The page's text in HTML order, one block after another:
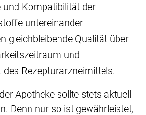
und Kompatibilität der
untereinander
gleichbleibende Qualität über
und
des Rezepturarzneimittels.
Apotheke sollte stets aktuell
Denn nur so ist gewährleistet,